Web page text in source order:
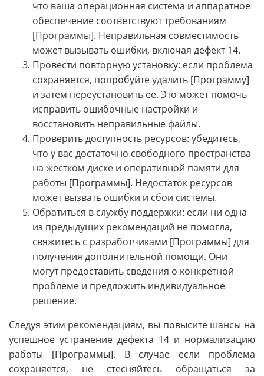
что ваша операционная система и аппаратное
обеспечение соответствуют требованиям
[Программы]. Неправильная совместимость
может вызывать ошибки, включая дефект 14.
Провести повторную установку: если проблема
сохраняется, попробуйте удалить [Программу]
и затем переустановить ее. Это может помочь
исправить ошибочные настройки и
восстановить неправильные файлы.
Проверить доступность ресурсов: убедитесь,
что у вас достаточно свободного пространства
на жестком диске и оперативной памяти для
работы [Программы]. Недостаток ресурсов
может вызвать ошибки и сбои системы.
Обратиться в службу поддержки: если ни одна
из предыдущих рекомендаций не помогла,
свяжитесь с разработчиками [Программы] для
получения дополнительной помощи. Они
могут предоставить сведения о конкретной
проблеме и предложить индивидуальное
решение.
Следуя этим рекомендациям, вы повысите шансы на
успешное устранение дефекта 14 и нормализацию
работы [Программы]. В случае если проблема
сохраняется, не стесняйтесь обращаться за